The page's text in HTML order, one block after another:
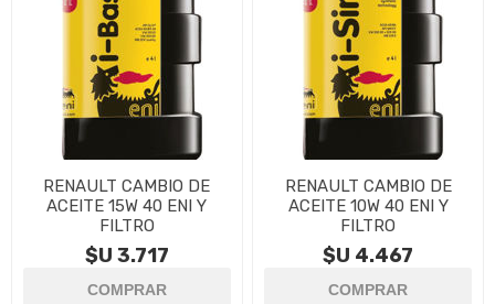
RENAULT CAMBIO DE
ACEITE 15W 40 ENI Y
FILTRO
$U 3.717
RENAULT CAMBIO DE
ACEITE 10W 40 ENI Y
FILTRO
$U 4.467